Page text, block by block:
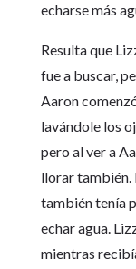
echarse más
Resulta que
fue a buscar,
Aaron
lavándole los
pero al ver a
llorar también.
también tenía
echar agua.
mientras